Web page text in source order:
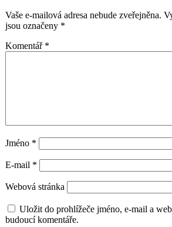
Vaše e-mailová adresa nebude zveřejněna.
jsou označeny *
Komentář *
Jméno *
E-mail *
Webová stránka
Uložit do prohlížeče jméno, e-mail a
budoucí komentáře.